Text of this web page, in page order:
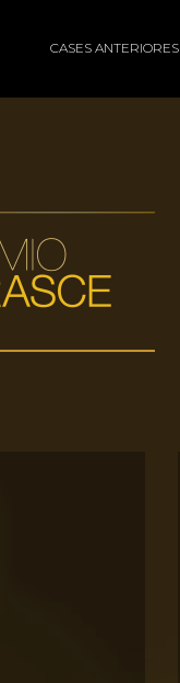
CASES ANTERIORES